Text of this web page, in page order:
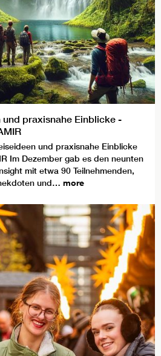
praxisnahe Einblicke -
und praxisnahe Einblicke
Im Dezember gab es den neunten
mit etwa 90 Teilnehmenden,
und… more